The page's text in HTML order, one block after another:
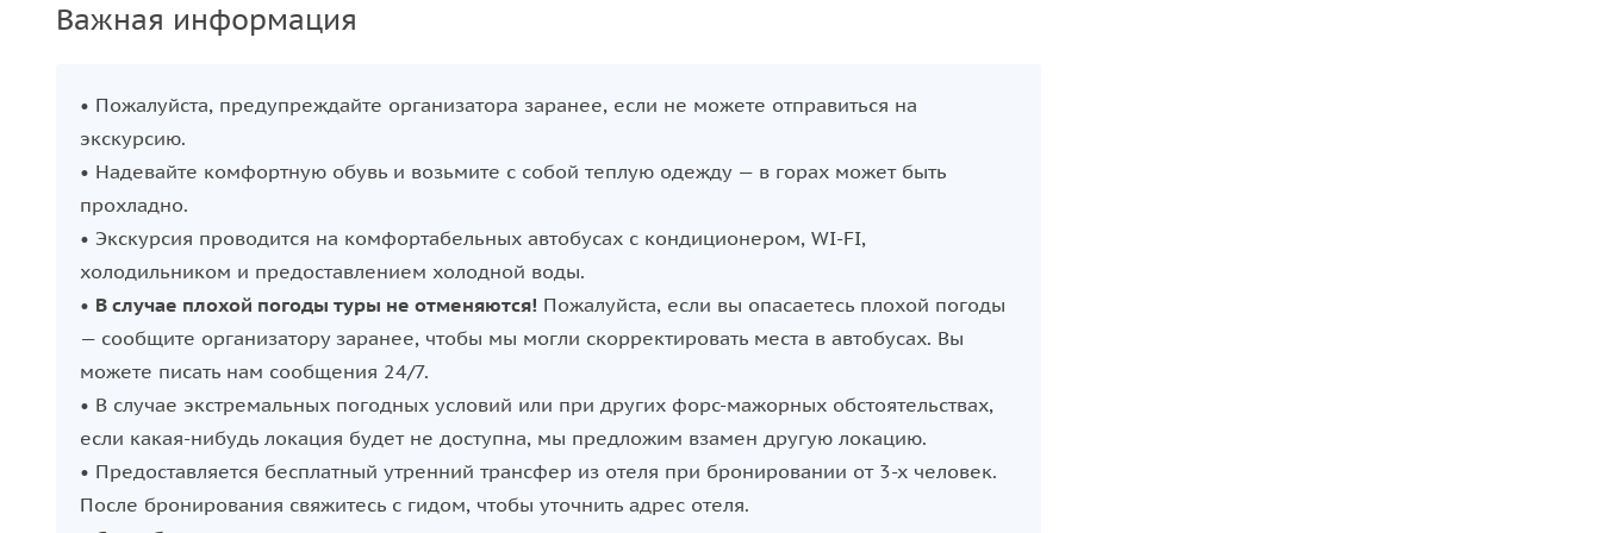
Важная информация
• Пожалуйста, предупреждайте организатора заранее, если не можете отправиться на
экскурсию.
• Надевайте комфортную обувь и возьмите с собой теплую одежду — в горах может быть
прохладно.
• Экскурсия проводится на комфортабельных автобусах с кондиционером, WI-FI,
холодильником и предоставлением холодной воды.
• В случае плохой погоды туры не отменяются! Пожалуйста, если вы опасаетесь плохой погоды
— сообщите организатору заранее, чтобы мы могли скорректировать места в автобусах. Вы
можете писать нам сообщения 24/7.
• В случае экстремальных погодных условий или при других форс-мажорных обстоятельствах,
если какая-нибудь локация будет не доступна, мы предложим взамен другую локацию.
• Предоставляется бесплатный утренний трансфер из отеля при бронировании от 3-х человек.
После бронирования свяжитесь с гидом, чтобы уточнить адрес отеля.